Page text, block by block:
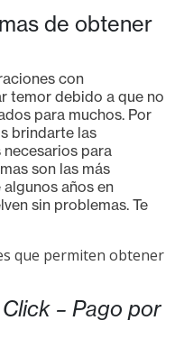
de obtener
con
temor debido a que no
para muchos. Por
brindarte las
para
son las más
años en
sin problemas. Te
que permiten obtener
– Pago por